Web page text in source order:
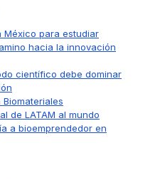
México para estudiar
hacia la innovación
científico debe dominar
de LATAM al mundo
a bioemprendedor en